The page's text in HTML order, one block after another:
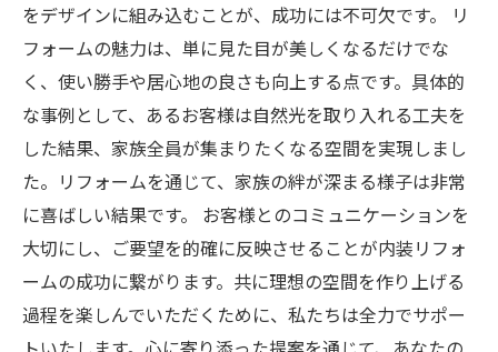
をデザインに組み込むことが、成功には不可欠です。 リ
フォームの魅力は、単に見た目が美しくなるだけでな
く、使い勝手や居心地の良さも向上する点です。具体的
な事例として、あるお客様は自然光を取り入れる工夫を
した結果、家族全員が集まりたくなる空間を実現しまし
た。リフォームを通じて、家族の絆が深まる様子は非常
に喜ばしい結果です。 お客様とのコミュニケーションを
大切にし、ご要望を的確に反映させることが内装リフォ
ームの成功に繋がります。共に理想の空間を作り上げる
過程を楽しんでいただくために、私たちは全力でサポー